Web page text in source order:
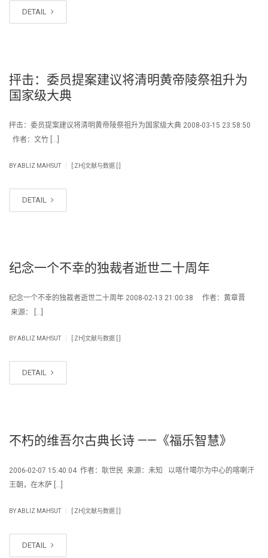
DETAIL
抨击：委员提案建议将清明黄帝陵祭祖升为
国家级大典
抨击：委员提案建议将清明黄帝陵祭祖升为国家级大典 2008-03-15 23:58:50
作者：文竹 […]
BYABLIZ MAHSUT [:ZH]文献与数据 [:]
DETAIL
纪念一个不幸的独裁者逝世二十周年
纪念一个不幸的独裁者逝世二十周年 2008-02-13 21:00:38 作者：黄章晋
来源： […]
BYABLIZ MAHSUT [:ZH]文献与数据 [:]
DETAIL
不朽的维吾尔古典长诗 ——《福乐智慧》
2006-02-07 15:40:04 作者：耿世民 来源：未知 以喀什噶尔为中心的喀喇汗
王朝，在木萨 […]
BYABLIZ MAHSUT [:ZH]文献与数据 [:]
DETAIL